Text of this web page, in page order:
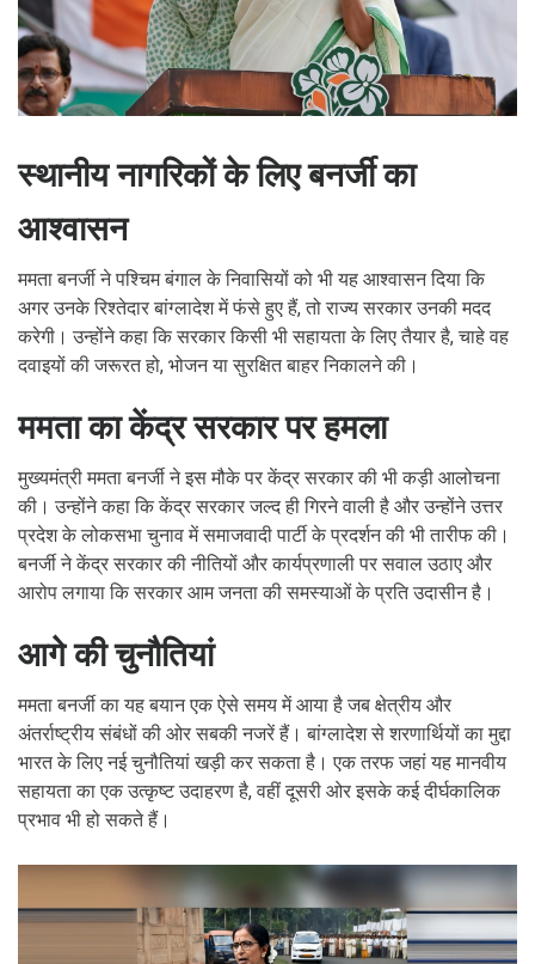
स्थानीय नागरिकों के लिए बनर्जी का
आश्वासन
ममता बनर्जी ने पश्चिम बंगाल के निवासियों को भी यह आश्वासन दिया कि
अगर उनके रिश्तेदार बांग्लादेश में फंसे हुए हैं, तो राज्य सरकार उनकी मदद
करेगी। उन्होंने कहा कि सरकार किसी भी सहायता के लिए तैयार है, चाहे वह
दवाइयों की जरूरत हो, भोजन या सुरक्षित बाहर निकालने की।
ममता का केंद्र सरकार पर हमला
मुख्यमंत्री ममता बनर्जी ने इस मौके पर केंद्र सरकार की भी कड़ी आलोचना
की। उन्होंने कहा कि केंद्र सरकार जल्द ही गिरने वाली है और उन्होंने उत्तर
प्रदेश के लोकसभा चुनाव में समाजवादी पार्टी के प्रदर्शन की भी तारीफ की।
बनर्जी ने केंद्र सरकार की नीतियों और कार्यप्रणाली पर सवाल उठाए और
आरोप लगाया कि सरकार आम जनता की समस्याओं के प्रति उदासीन है।
आगे की चुनौतियां
ममता बनर्जी का यह बयान एक ऐसे समय में आया है जब क्षेत्रीय और
अंतर्राष्ट्रीय संबंधों की ओर सबकी नजरें हैं। बांग्लादेश से शरणार्थियों का मुद्दा
भारत के लिए नई चुनौतियां खड़ी कर सकता है। एक तरफ जहां यह मानवीय
सहायता का एक उत्कृष्ट उदाहरण है, वहीं दूसरी ओर इसके कई दीर्घकालिक
प्रभाव भी हो सकते हैं।